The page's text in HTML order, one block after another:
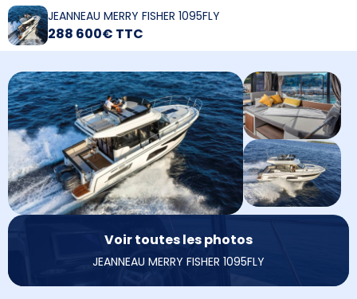
JEANNEAU MERRY FISHER 1095FLY
288 600€ TTC
Voir toutes les photos
JEANNEAU MERRY FISHER 1095FLY